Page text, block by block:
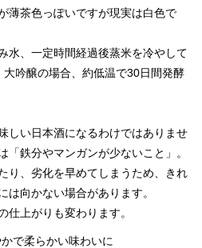
薄茶色っぽいですが現実は白色で
水、一定時間経過後蒸米を冷やして
吟醸の場合、約低温で30日間発酵
しい日本酒になるわけではありませ
「鉄分やマンガンが少ないこと」。
り、劣化を早めてしまうため、きれ
は向かない場合があります。
仕上がりも変わります。
で柔らかい味わいに